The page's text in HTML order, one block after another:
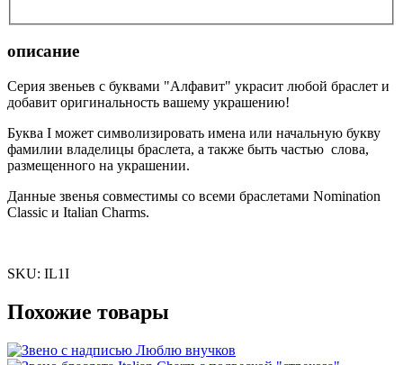
описание
Серия звеньев с буквами "Алфавит" украсит любой браслет и
добавит оригинальность вашему украшению!
Буква I может символизировать имена или начальную букву
фамилии владелицы браслета, а также быть частью слова,
размещенного на украшении.
Данные звенья совместимы со всеми браслетами Nomination
Classic и Italian Charms.
SKU: IL1I
Похожие товары